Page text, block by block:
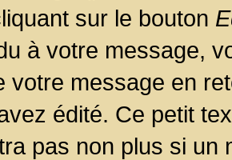
sur le bouton
à votre message,
votre message en
édité. Ce petit
pas non plus si un